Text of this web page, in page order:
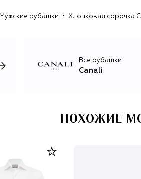
любой сезон.
кожаными ремнями и обувью в
Мужские рубашки Хлопковая сорочка
Все рубашки
Canali
ПОХОЖИЕ